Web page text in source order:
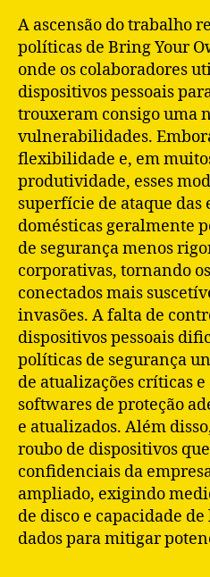
A ascensão do trabalho
políticas de Bring Your
onde os colaboradores
dispositivos pessoais
trouxeram consigo uma
vulnerabilidades.
flexibilidade e, em
produtividade, esses
superfície de ataque das
domésticas geralmente
de segurança menos
corporativas, tornando
conectados mais
invasões. A falta de
dispositivos pessoais
políticas de segurança
de atualizações críticas
softwares de proteção
e atualizados. Além
roubo de dispositivos
confidenciais da
ampliado, exigindo
de disco e capacidade
dados para mitigar